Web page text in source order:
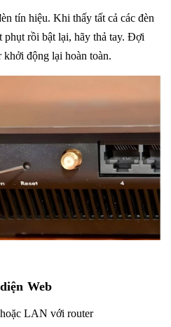
tín hiệu. Khi thấy tất cả các đèn
phụt rồi bật lại, hãy thả tay. Đợi
khởi động lại hoàn toàn.
Web
LAN với router